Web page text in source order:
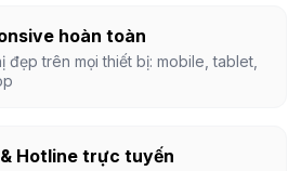
hoàn toàn
đẹp trên mọi thiết bị: mobile, tablet,
Hotline trực tuyến